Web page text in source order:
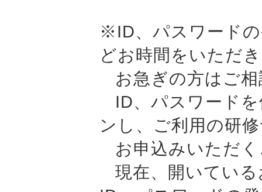
※ID、パスワード
どお時間をいただ
お急ぎの方はご相
ID、パスワード
ンし、ご利用の研
お申込みいただく
現在、開いている